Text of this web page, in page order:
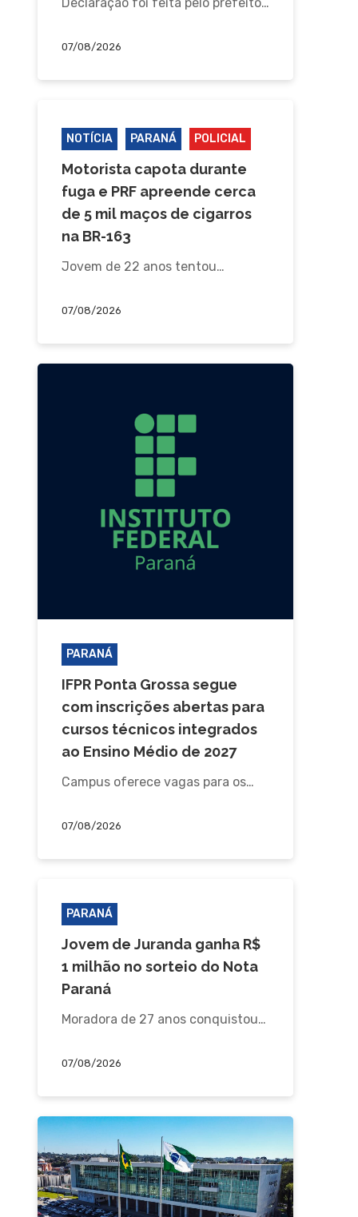
07/08/2026
NOTÍCIA PARANÁ POLICIAL
Motorista capota durante
fuga e PRF apreende cerca
de 5 mil maços de cigarros
na BR-163
Jovem de 22 anos tentou…
07/08/2026
PARANÁ
IFPR Ponta Grossa segue
com inscrições abertas para
cursos técnicos integrados
ao Ensino Médio de 2027
Campus oferece vagas para os…
07/08/2026
PARANÁ
Jovem de Juranda ganha R$
1 milhão no sorteio do Nota
Paraná
Moradora de 27 anos conquistou…
07/08/2026